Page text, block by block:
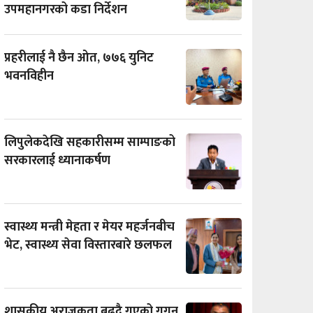
उपमहानगरको कडा निर्देशन
प्रहरीलाई नै छैन ओत, ७७६ युनिट
भवनविहीन
लिपुलेकदेखि सहकारीसम्म साम्पाङको
सरकारलाई ध्यानाकर्षण
स्वास्थ्य मन्त्री मेहता र मेयर महर्जनबीच
भेट, स्वास्थ्य सेवा विस्तारबारे छलफल